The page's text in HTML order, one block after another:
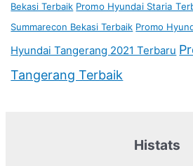
Bekasi Terbaik Promo Hyundai Staria
Summarecon Bekasi Terbaik Promo
Hyundai Tangerang 2021 Terbaru
Tangerang Terbaik
Histats